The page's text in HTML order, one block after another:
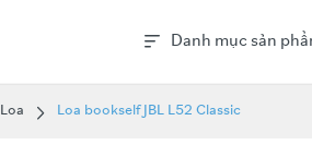
Danh mục sản
Loa Loa bookself JBL L52 Classic